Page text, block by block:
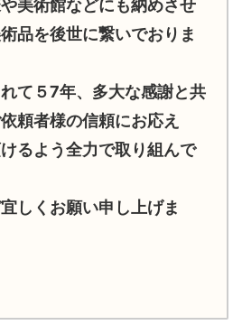
美術館などにも納めさせ
品を後世に繋いでおりま
て５7年、多大な感謝と共
頼者様の信頼にお応え
るよう全力で取り組んで
しくお願い申し上げま